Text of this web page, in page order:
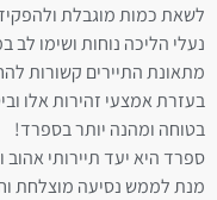
לשאת כמות מוגבלת
נעלי הליכה נוחות ושימו
מתאונת התיירים קשורות
בעזרת אמצעי זהירות אלו
בטוחה ומהנה יותר בספרד!
ספרד היא יעד תיירותי
מנת לממש נסיעה מוצלחת